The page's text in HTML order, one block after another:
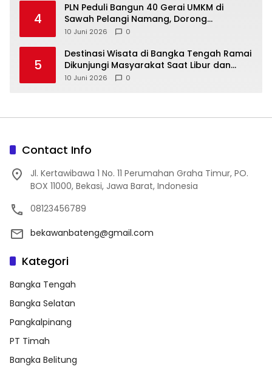
4
‎PLN Peduli Bangun 40 Gerai UMKM di
Sawah Pelangi Namang, Dorong
10 Juni 2026 0
5
‎Destinasi Wisata di Bangka Tengah Ramai
Dikunjungi Masyarakat Saat Libur dan
Akhir Pekan
10 Juni 2026 0
Contact Info
Jl. Kertawibawa 1 No. 11 Perumahan Graha Timur, PO.
BOX 11000, Bekasi, Jawa Barat, Indonesia
08123456789
bekawanbateng@gmail.com
Kategori
Bangka Tengah
Bangka Selatan
Pangkalpinang
PT Timah
Bangka Belitung